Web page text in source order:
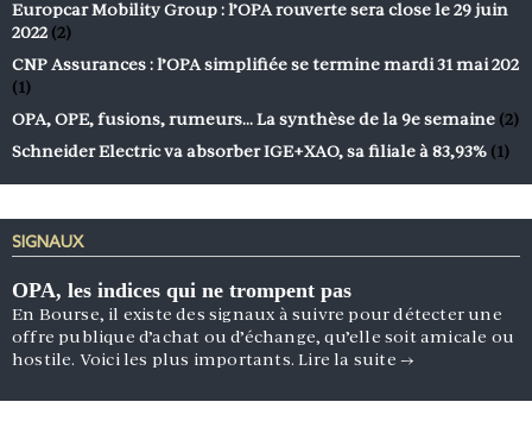
Europcar Mobility Group : l’OPA rouverte sera close le 29 juin
2022 (2)
CNP Assurances : l’OPA simplifiée se termine mardi 31 mai 202
(1)
OPA, OPE, fusions, rumeurs… La synthèse de la 9e semaine (2)
Schneider Electric va absorber IGE+XAO, sa filiale à 83,93% (1)
SIGNAUX
OPA, les indices qui ne trompent pas
En Bourse, il existe des signaux à suivre pour détecter une
offre publique d’achat ou d’échange, qu’elle soit amicale ou
hostile. Voici les plus importants.Lire la suite →